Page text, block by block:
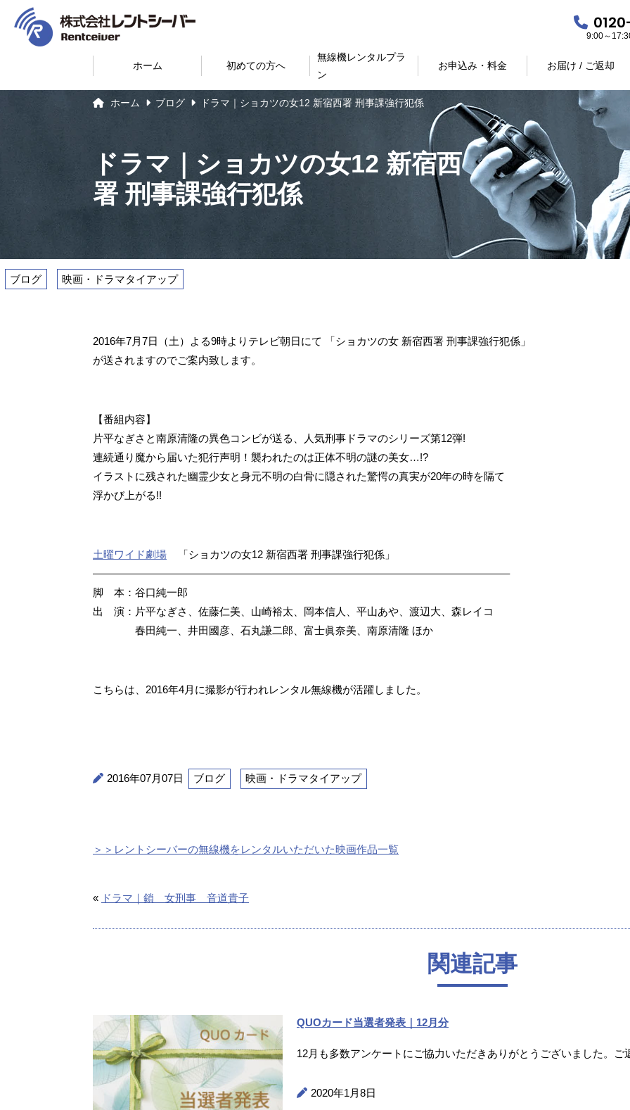
9:00～
ホーム 初めての方へ
無線機レンタルプラ
ン
お申込み・料金 お届け / ご返却
ホーム ブログ ドラマ｜ショカツの女12 新宿西署 刑事課強行犯係
ドラマ｜ショカツの女12 新宿西
署 刑事課強行犯係
ブログ 映画・ドラマタイアップ
2016年7月7日（土）よる9時よりテレビ朝日にて 「ショカツの女 新宿西署 刑事課強行犯係」
が送されますのでご案内致します。
【番組内容】
片平なぎさと南原清隆の異色コンビが送る、人気刑事ドラマのシリーズ第12弾!
連続通り魔から届いた犯行声明！襲われたのは正体不明の謎の美女…!?
イラストに残された幽霊少女と身元不明の白骨に隠された驚愕の真実が20年の時を隔て
浮かび上がる!!
土曜ワイド劇場 「ショカツの女12 新宿西署 刑事課強行犯係」
———————————————————————————————————————–
脚 本：谷口純一郎
出 演：片平なぎさ、佐藤仁美、山崎裕太、岡本信人、平山あや、渡辺大、森レイコ
春田純一、井田國彦、石丸謙二郎、富士眞奈美、南原清隆 ほか
こちらは、2016年4月に撮影が行われレンタル無線機が活躍しました。
2016年07月07日 ブログ 映画・ドラマタイアップ
＞＞レントシーバーの無線機をレンタルいただいた映画作品一覧
« ドラマ｜鎖 女刑事 音道貴子
関連記事
QUOカード当選者発表｜12月分
12月も多数アンケートにご協力いただきありがとうございました。
2020年1月8日